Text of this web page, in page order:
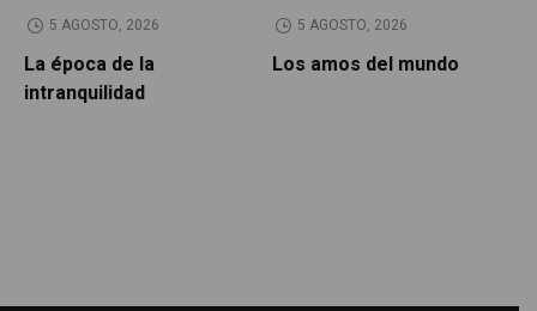
5 AGOSTO, 2026
La época de la
intranquilidad
5 AGOSTO, 2026
Los amos del mundo